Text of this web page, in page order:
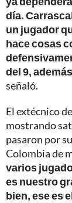
día.
un jugador
hace cosas
del 9,
señaló.
El extécnico
mostrando
pasaron por
Colombia de
varios
es nuestro
bien, ese es